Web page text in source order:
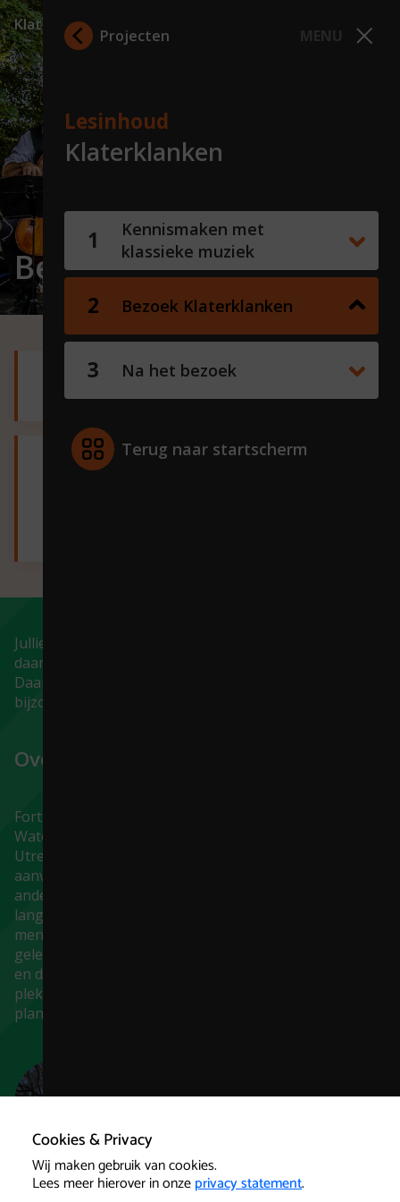
Cookies & Privacy
Wij maken gebruik van cookies.
Lees meer hierover in onzeprivacy statement.
Klaterklanken
Bezoek Klaterklanken
Projecten MENU
Lesinhoud
Klaterklanken
Kennismaken met
klassieke muziek
Bezoek Klaterklanken
Na het bezoek
Terug naar startscherm
Lesdoelen
Jullie gaan met de klas naar Fort Rijnauwen en maken
daar een wandeling langs een aantal concerten.
Daarna gaan jullie zelf muziek maken op deze
bijzondere plek.
Over Fort Rijnauwen
Fort Rijnauwen maakt deel uit van de Nieuwe Hollandse
Waterlinie. Deze verdedigingslinie werd aangelegd om
Utrecht, Noord- en Zuid-Holland te verdedigen tegen
aanvallen uit het oosten. Samen met nog een paar
andere forten beschermde het de stad Utrecht tegen
lange-afstands kanonvuur. Omdat er niet zomaar
mensen het fort mogen bezoeken, alleen met speciale
gelegenheden zoals Klaterklanken, hebben de dieren
en de natuur daar veel rust. Hierdoor is dit een fijne
plek voor bedreigde dieren en bijzondere
plantensoorten.